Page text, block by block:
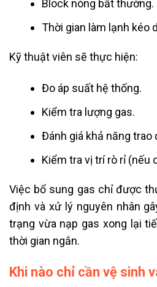
Block nóng bất thường.
Thời gian làm lạnh kéo
Kỹ thuật viên sẽ thực hiện:
Đo áp suất hệ thống.
Kiểm tra lượng gas.
Đánh giá khả năng trao
Kiểm tra vị trí rò rỉ (nếu
Việc bổ sung gas chỉ được
định và xử lý nguyên nhân
trạng vừa nạp gas xong lại
thời gian ngắn.
Khi nào chỉ cần vệ sinh